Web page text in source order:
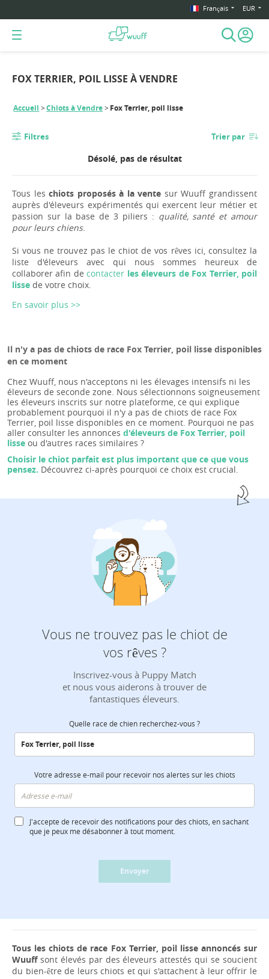
Français EUR
FOX TERRIER, POIL LISSE À VENDRE
Accueil Chiots à Vendre Fox Terrier, poil lisse
Filtres Trier par
Désolé, pas de résultat
Tous leschiots proposés à la vente sur Wuuff grandissent
auprès d'éleveurs expérimentés qui exercent leur métier et
passion sur la base de 3 piliers : qualité, santé et amour
pour leurs chiens.
Si vous ne trouvez pas le chiot de vos rêves ici, consultez la
liste d'éleveurs avec qui nous sommes heureux de
collaborer afin decontacter les éleveurs de Fox Terrier, poil
lisse de votre choix.
En savoir plus >>
Il n'y a pas de chiots de race Fox Terrier, poil lisse disponibles
en ce moment
Chez Wuuff, nous n'acceptons ni les élevages intensifs ni les
éleveurs de seconde zone. Nous sélectionnons soigneusement
les éleveurs inscrits sur notre plateforme, ce qui explique
probablement pourquoi il n'y a pas de chiots de race Fox
Terrier, poil lisse disponibles en ce moment. Pourquoi ne pas
aller consulter les annonces d'éleveurs de Fox Terrier, poil
lisse ou d'autres races similaires ?
Choisir le chiot parfait est plus important que ce que vous
pensez. Découvrez ci-après pourquoi ce choix est crucial.
Vous ne trouvez pas le chiot de
vos rêves ?
Inscrivez-vous à Puppy Match
et nous vous aiderons à trouver de
fantastiques éleveurs.
Quelle race de chien recherchez-vous ?
Votre adresse e-mail pour recevoir nos alertes sur les chiots
J'accepte de recevoir des notifications pour des chiots, en sachant
que je peux me désabonner à tout moment.
Envoyer
Tous les chiots de race Fox Terrier, poil lisse annoncés sur
Wuuffsont élevés par des éleveurs attestés qui se soucient
du bien-être de leurs chiots et qui s'attachent à leur offrir le